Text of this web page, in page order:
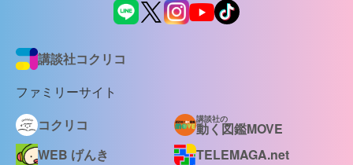
講談社コクリコ
ファミリーサイト
コクリコ
講談社の
動く図鑑MOVE
WEB げんき
TELEMAGA.net